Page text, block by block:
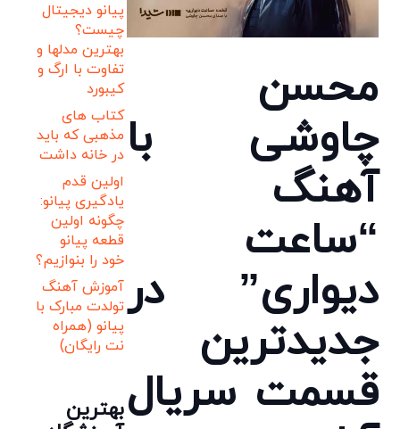
محسن
چاوشی با
آهنگ
“ساعت
دیواری” در
جدیدترین
قسمت سریال
پیانو دیجیتال
چیست؟
بهترین مدلها و
تفاوت با ارگ و
کیبورد
کتاب های
مذهبی که باید
در خانه داشت
اولین قدم
یادگیری پیانو:
چگونه اولین
قطعه پیانو
خود را بنوازیم؟
آموزش آهنگ
تولدت مبارک با
پیانو (همراه
نت رایگان)
بهترین